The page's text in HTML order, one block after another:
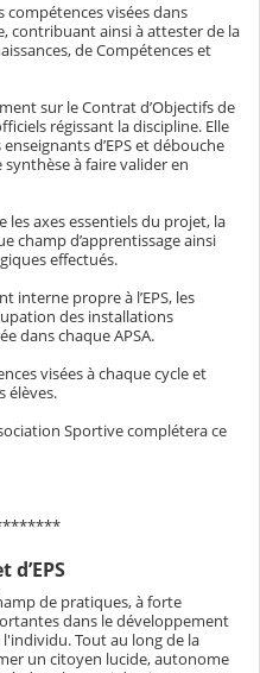
compétences visées dans
contribuant ainsi à attester de la
de Compétences et
sur le Contrat d’Objectifs de
régissant la discipline. Elle
d’EPS et débouche
à faire valider en
axes essentiels du projet, la
champ d’apprentissage ainsi
effectués.
interne propre à l’EPS, les
des installations
dans chaque APSA.
visées à chaque cycle et
élèves.
Sportive complétera ce
de pratiques, à forte
dans le développement
Tout au long de la
un citoyen lucide, autonome